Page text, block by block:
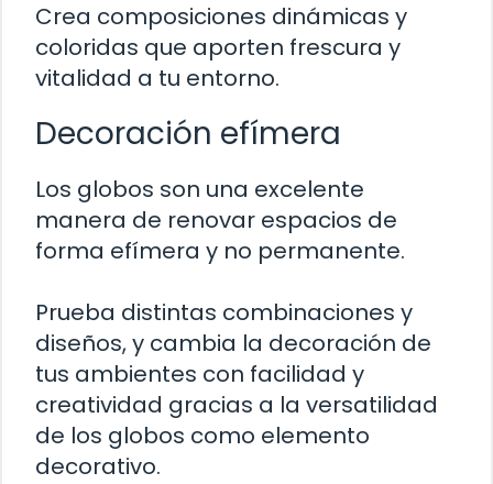
Crea composiciones dinámicas y
coloridas que aporten frescura y
vitalidad a tu entorno.
Decoración efímera
Los globos son una excelente
manera de renovar espacios de
forma efímera y no permanente.
Prueba distintas combinaciones y
diseños, y cambia la decoración de
tus ambientes con facilidad y
creatividad gracias a la versatilidad
de los globos como elemento
decorativo.